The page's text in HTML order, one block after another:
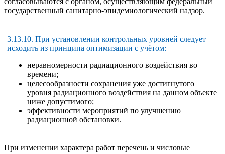
государственный санитарно-эпидемиологический надзор.
3.13.10. При установлении контрольных уровней следует
исходить из принципа оптимизации с учётом:
неравномерности радиационного воздействия во
времени;
целесообразности сохранения уже достигнутого
уровня радиационного воздействия на данном объекте
ниже допустимого;
эффективности мероприятий по улучшению
радиационной обстановки.
При изменении характера работ перечень и числовые